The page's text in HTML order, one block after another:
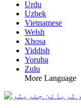
Urdu
Uzbek
Vietnamese
Welsh
Xhosa
Yiddish
Yoruba
Zulu
More Language